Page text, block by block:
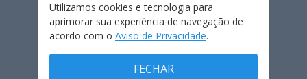
FALE CONOSCO
PRIVACIDADE
TERMOS E CONDIÇÕES DE USO
Utilizamos cookies e tecnologia para
aprimorar sua experiência de navegação de
acordo com o Aviso de Privacidade.
FECHAR